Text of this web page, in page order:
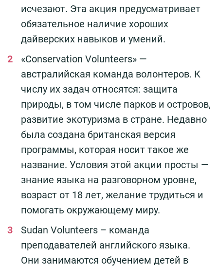
исчезают. Эта акция предусматривает
обязательное наличие хороших
дайверских навыков и умений.
«Conservation Volunteers» —
австралийская команда волонтеров. К
числу их задач относятся: защита
природы, в том числе парков и островов,
развитие экотуризма в стране. Недавно
была создана британская версия
программы, которая носит такое же
название. Условия этой акции просты —
знание языка на разговорном уровне,
возраст от 18 лет, желание трудиться и
помогать окружающему миру.
Sudan Volunteers – команда
преподавателей английского языка.
Они занимаются обучением детей в